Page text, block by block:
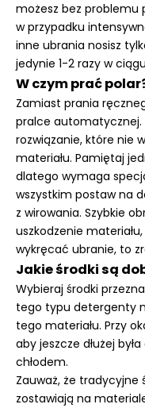
możesz bez problemu
w przypadku
inne ubrania nosisz
jedynie 1-2 razy w
W czym prać
Zamiast prania
pralce automatycznej.
rozwiązanie, które nie
materiału. Pamiętaj
dlatego wymaga
wszystkim postaw na
z wirowania. Szybkie
uszkodzenie
wykręcać ubranie, to
Jakie środki są
Wybieraj środki
tego typu detergenty
tego materiału. Przy
aby jeszcze dłużej
chłodem.
Zauważ, że
zostawiają na